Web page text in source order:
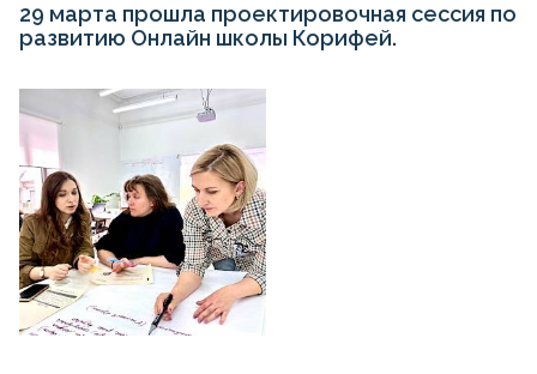
29 марта прошла проектировочная сессия по
развитию Онлайн школы Корифей.